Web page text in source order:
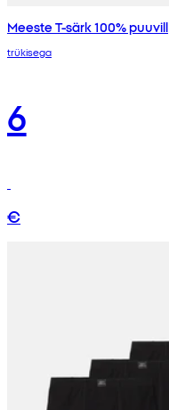
Meeste T-särk 100% puuvill
trükisega
6
€